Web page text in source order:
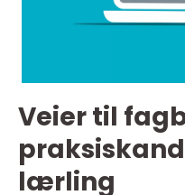
Veier til
lærling